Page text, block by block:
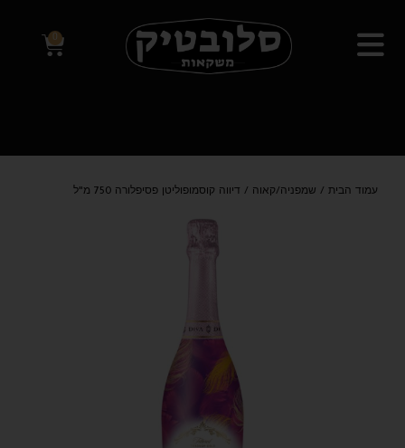
0
עמוד הבית / שמפניה/קאוה / דיווה קוסמופוליטן פסיפלורה 750 מ"ל